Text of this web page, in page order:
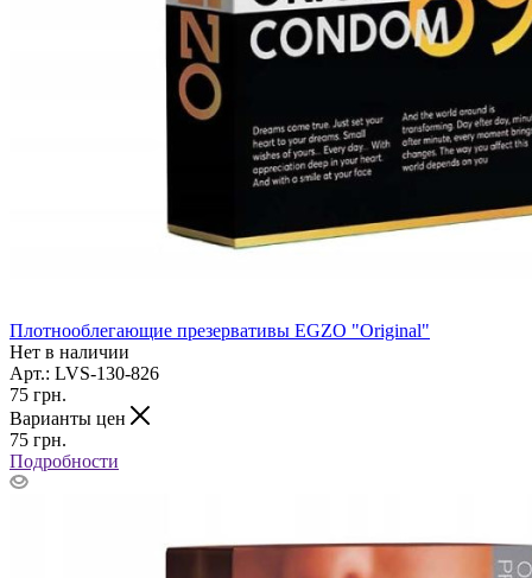
Плотнооблегающие презервативы EGZO "Original"
Нет в наличии
Арт.: LVS-130-826
75 грн.
Варианты цен
75 грн.
Подробности